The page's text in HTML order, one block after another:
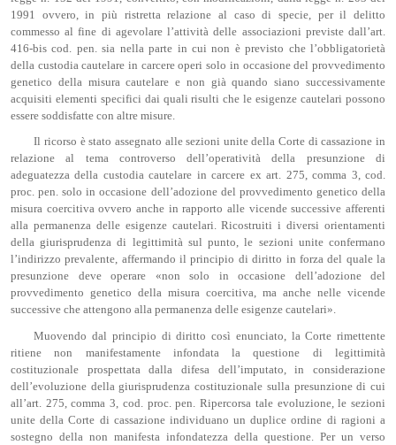
1991 ovvero, in più ristretta relazione al caso di specie, per il delitto
commesso al fine di agevolare l’attività delle associazioni previste dall’art.
416-bis cod. pen. sia nella parte in cui non è previsto che l’obbligatorietà
della custodia cautelare in carcere operi solo in occasione del provvedimento
genetico della misura cautelare e non già quando siano successivamente
acquisiti elementi specifici dai quali risulti che le esigenze cautelari possono
essere soddisfatte con altre misure.
Il ricorso è stato assegnato alle sezioni unite della Corte di cassazione in
relazione al tema controverso dell’operatività della presunzione di
adeguatezza della custodia cautelare in carcere ex art. 275, comma 3, cod.
proc. pen. solo in occasione dell’adozione del provvedimento genetico della
misura coercitiva ovvero anche in rapporto alle vicende successive afferenti
alla permanenza delle esigenze cautelari. Ricostruiti i diversi orientamenti
della giurisprudenza di legittimità sul punto, le sezioni unite confermano
l’indirizzo prevalente, affermando il principio di diritto in forza del quale la
presunzione deve operare «non solo in occasione dell’adozione del
provvedimento genetico della misura coercitiva, ma anche nelle vicende
successive che attengono alla permanenza delle esigenze cautelari».
Muovendo dal principio di diritto così enunciato, la Corte rimettente
ritiene non manifestamente infondata la questione di legittimità
costituzionale prospettata dalla difesa dell’imputato, in considerazione
dell’evoluzione della giurisprudenza costituzionale sulla presunzione di cui
all’art. 275, comma 3, cod. proc. pen. Ripercorsa tale evoluzione, le sezioni
unite della Corte di cassazione individuano un duplice ordine di ragioni a
sostegno della non manifesta infondatezza della questione. Per un verso